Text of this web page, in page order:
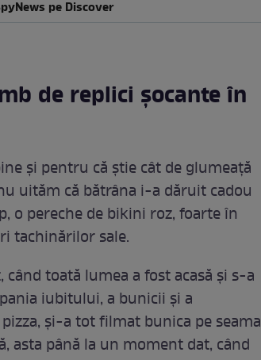
pe Discover
de replici șocante în
și pentru că știe cât de glumeață
uităm că bătrâna i-a dăruit cadou
o pereche de bikini roz, foarte în
tachinărilor sale.
toată lumea a fost acasă și s-a
iubitului, a bunicii și a
și-a tot filmat bunica pe seama
asta până la un moment dat, când